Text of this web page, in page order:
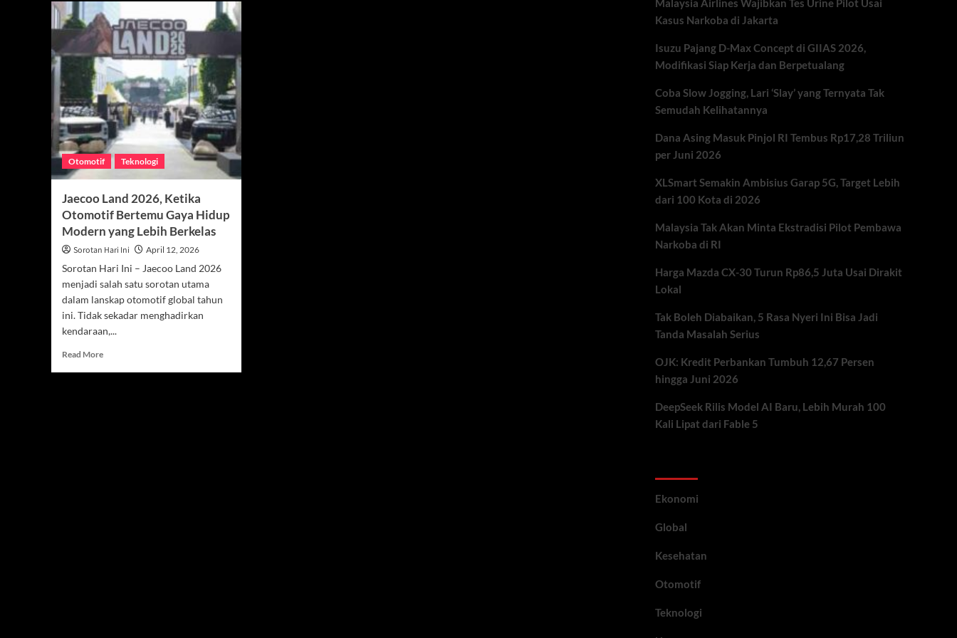
Otomotif Teknologi
Jaecoo Land 2026, Ketika
Otomotif Bertemu Gaya Hidup
Modern yang Lebih Berkelas
Sorotan Hari Ini April 12, 2026
Sorotan Hari Ini – Jaecoo Land 2026
menjadi salah satu sorotan utama
dalam lanskap otomotif global tahun
ini. Tidak sekadar menghadirkan
kendaraan,...
Read MoreRead
Kasus Narkoba di Jakarta
Isuzu Pajang D-Max Concept di GIIAS 2026,
Modifikasi Siap Kerja dan Berpetualang
Coba Slow Jogging, Lari ‘Slay’ yang Ternyata Tak
Semudah Kelihatannya
Dana Asing Masuk Pinjol RI Tembus Rp17,28 Triliun
per Juni 2026
XLSmart Semakin Ambisius Garap 5G, Target Lebih
dari 100 Kota di 2026
Malaysia Tak Akan Minta Ekstradisi Pilot Pembawa
Narkoba di RI
Harga Mazda CX-30 Turun Rp86,5 Juta Usai Dirakit
Lokal
Tak Boleh Diabaikan, 5 Rasa Nyeri Ini Bisa Jadi
Tanda Masalah Serius
OJK: Kredit Perbankan Tumbuh 12,67 Persen
hingga Juni 2026
DeepSeek Rilis Model AI Baru, Lebih Murah 100
Kali Lipat dari Fable 5
Ekonomi
Global
Kesehatan
Otomotif
Teknologi